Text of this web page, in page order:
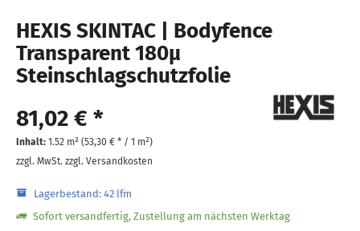
HEXIS SKINTAC | Bodyfence
Transparent 180µ
Steinschlagschutzfolie
81,02 € *
Inhalt: 1.52 m² (53,30 € * / 1 m²)
zzgl. MwSt. zzgl. Versandkosten
Lagerbestand: 42 lfm
Sofort versandfertig, Zustellung am nächsten Werktag